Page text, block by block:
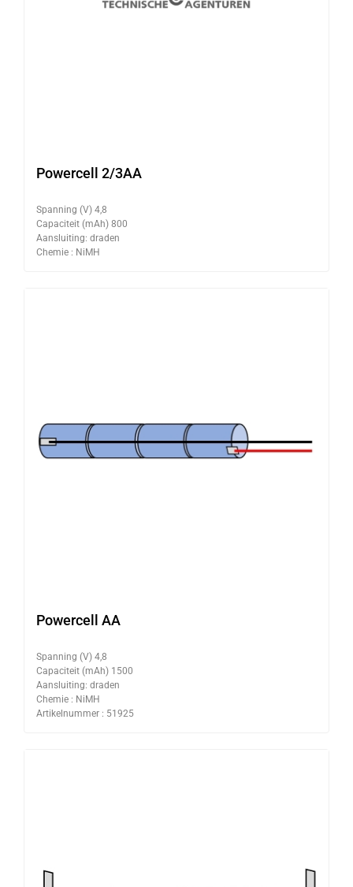
Powercell 2/3AA
Spanning (V) 4,8
Capaciteit (mAh) 800
Aansluiting: draden
Chemie : NiMH
Powercell AA
Spanning (V) 4,8
Capaciteit (mAh) 1500
Aansluiting: draden
Chemie : NiMH
Artikelnummer : 51925